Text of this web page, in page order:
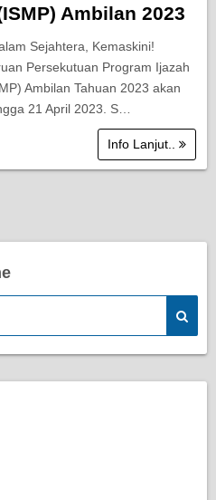
Ambilan 2023
Sejahtera, Kemaskini!
Persekutuan Program Ijazah
Ambilan Tahuan 2023 akan
21 April 2023. S…
Info Lanjut..